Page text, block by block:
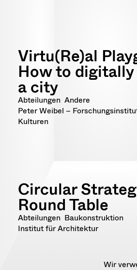
Virtu(Re)al
How to digitally
a city
Abteilungen Andere
Peter Weibel –
Kulturen
Circular
Round Table
Abteilungen Baukonstruktion
Institut für Architektur
Wir